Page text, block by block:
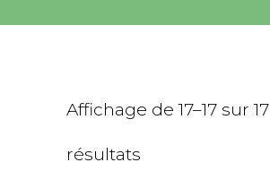
Affichage de 17–17 sur 17
résultats